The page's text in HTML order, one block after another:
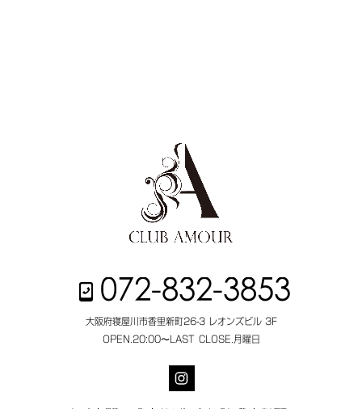
072-832-3853
大阪府寝屋川市香里新町26-3 レオンズビル 3F
OPEN. 20:00〜LAST CLOSE. 月曜日